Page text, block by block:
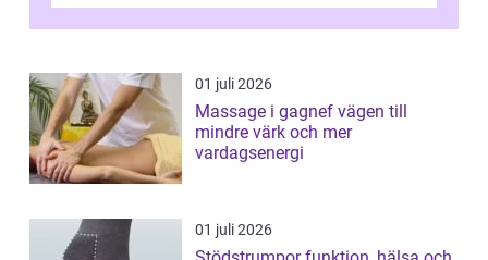
01 juli 2026
Massage i gagnef vägen till
mindre värk och mer
vardagsenergi
01 juli 2026